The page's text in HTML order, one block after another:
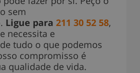
sem
Ligue para 211 30 52 58,
necessita e
tudo o que podemos
compromisso é
qualidade de vida.